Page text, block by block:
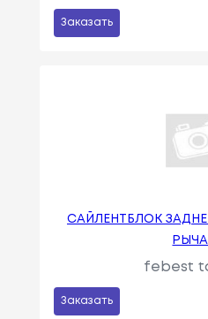
Заказать
САЙЛЕНТБЛОК
febest
Заказать